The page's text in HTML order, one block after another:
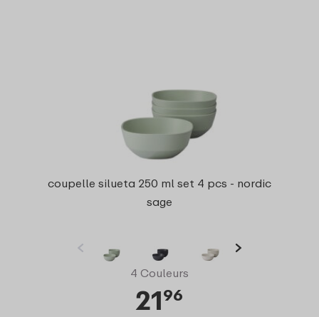
coupelle silueta 250 ml set 4 pcs - nordic
sage
4 Couleurs
2196